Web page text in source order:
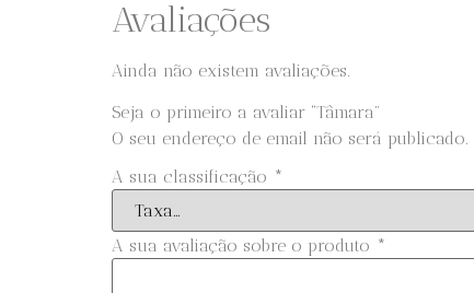
Avaliações
Ainda não existem avaliações.
Seja o primeiro a avaliar “Tâmara”
O seu endereço de email não será publicado.
A sua classificação *
A sua avaliação sobre o produto *